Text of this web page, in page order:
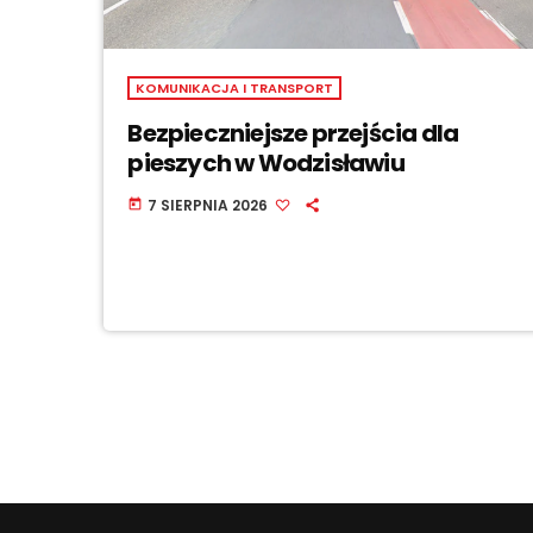
KOMUNIKACJA I TRANSPORT
Bezpieczniejsze przejścia dla
pieszych w Wodzisławiu
today 7 SIERPNIA 2026